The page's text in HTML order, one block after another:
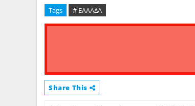
Tags # ΕΛΛΑΔΑ
Share This